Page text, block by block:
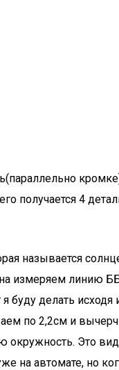
4
называется
измеряем линию
буду делать
по 2,2см и
Это
на автомате, но